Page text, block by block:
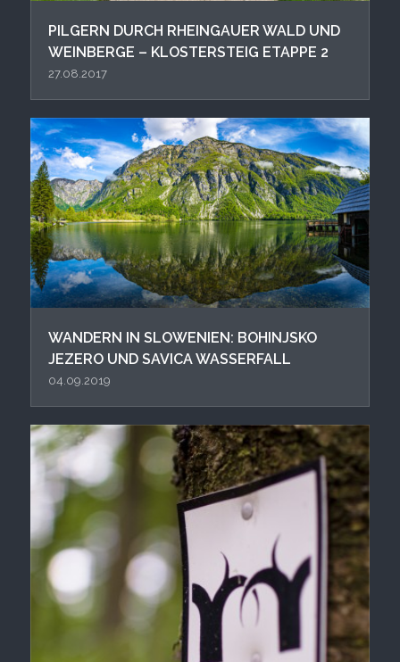
PIL GERN DURCH RHEINGAUER WALD UND
WEINBERGE – KLOSTERSTEIG ETAPPE 2
27.08.2017
WANDERN IN SLOWENIEN: BOHINJSKO
JEZERO UND SAVICA WASSERFALL
04.09.2019